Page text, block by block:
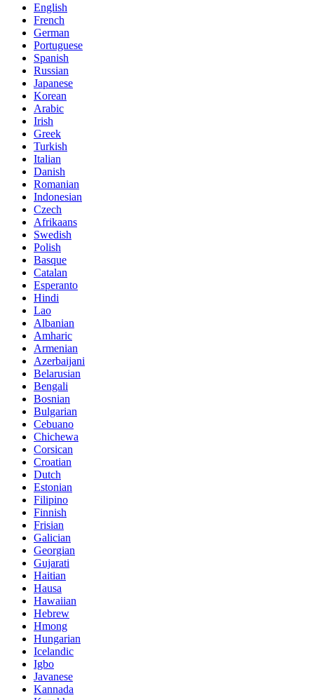
English
French
German
Portuguese
Spanish
Russian
Japanese
Korean
Arabic
Irish
Greek
Turkish
Italian
Danish
Romanian
Indonesian
Czech
Afrikaans
Swedish
Polish
Basque
Catalan
Esperanto
Hindi
Lao
Albanian
Amharic
Armenian
Azerbaijani
Belarusian
Bengali
Bosnian
Bulgarian
Cebuano
Chichewa
Corsican
Croatian
Dutch
Estonian
Filipino
Finnish
Frisian
Galician
Georgian
Gujarati
Haitian
Hausa
Hawaiian
Hebrew
Hmong
Hungarian
Icelandic
Igbo
Javanese
Kannada